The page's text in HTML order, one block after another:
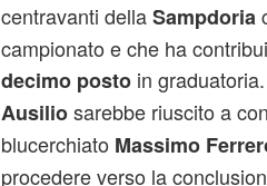
centravanti dellaSampdoria
campionato e che ha
decimo postoin
Ausiliosarebbe riuscito a
blucerchiato Massimo
procedere verso la